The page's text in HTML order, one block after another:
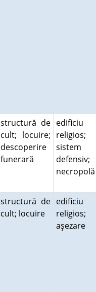
structură de
cult; locuire;
descoperire
funerară
edificiu
religios;
sistem
defensiv;
structură de
cult; locuire
edificiu
religios;
aşezare